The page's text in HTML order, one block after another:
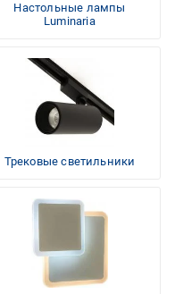
Настольные лампы
Luminaria
Трековые светильники